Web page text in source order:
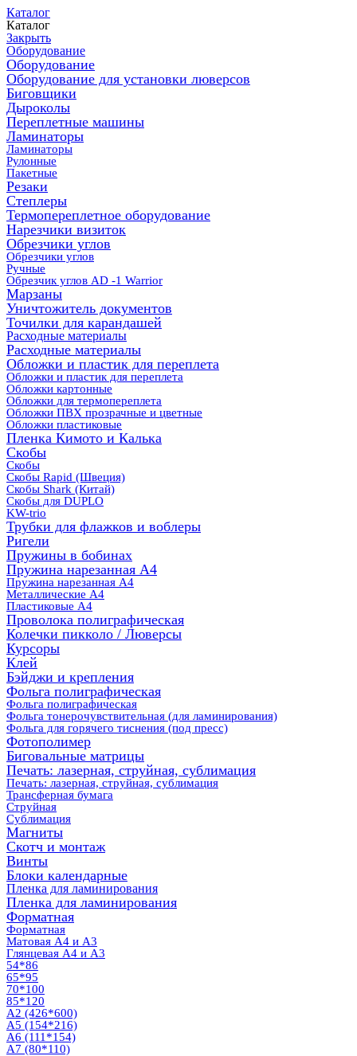
Каталог
Каталог
Закрыть
Оборудование
Оборудование
Оборудование для установки люверсов
Биговщики
Дыроколы
Переплетные машины
Ламинаторы
Ламинаторы
Рулонные
Пакетные
Резаки
Степлеры
Термопереплетное оборудование
Нарезчики визиток
Обрезчики углов
Обрезчики углов
Ручные
Обрезчик углов AD -1 Warrior
Марзаны
Уничтожитель документов
Точилки для карандашей
Расходные материалы
Расходные материалы
Обложки и пластик для переплета
Обложки и пластик для переплета
Обложки картонные
Обложки для термопереплета
Обложки ПВХ прозрачные и цветные
Обложки пластиковые
Пленка Кимото и Калька
Скобы
Скобы
Скобы Rapid (Швеция)
Скобы Shark (Китай)
Скобы для DUPLO
KW-trio
Трубки для флажков и воблеры
Ригели
Пружины в бобинах
Пружина нарезанная А4
Пружина нарезанная А4
Металлические А4
Пластиковые А4
Проволока полиграфическая
Колечки пикколо / Люверсы
Курсоры
Клей
Бэйджи и крепления
Фольга полиграфическая
Фольга полиграфическая
Фольга тонерочувствительная (для ламинирования)
Фольга для горячего тиснения (под пресс)
Фотополимер
Биговальные матрицы
Печать: лазерная, струйная, сублимация
Печать: лазерная, струйная, сублимация
Трансферная бумага
Струйная
Сублимация
Магниты
Скотч и монтаж
Винты
Блоки календарные
Пленка для ламинирования
Пленка для ламинирования
Форматная
Форматная
Матовая А4 и А3
Глянцевая А4 и А3
54*86
65*95
70*100
85*120
А2 (426*600)
А5 (154*216)
А6 (111*154)
А7 (80*110)